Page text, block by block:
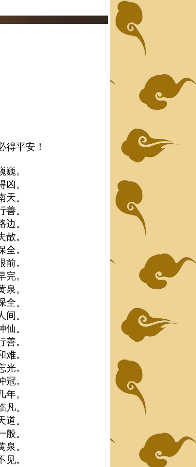
得平安！
。
。
。
。
。
。
。
。
。
。
。
。
。
。
。
。
。
。
。
。
。
。
。